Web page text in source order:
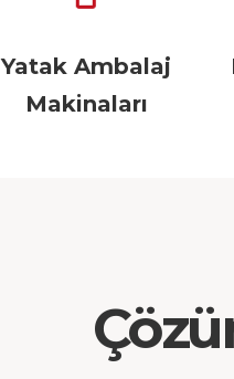
Yatak Ambalaj
Makinaları